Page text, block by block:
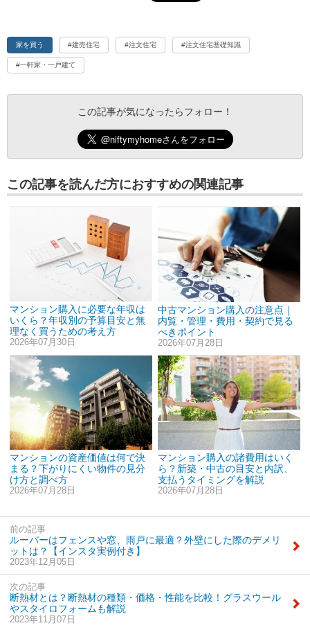
家を買う #建売住宅 #注文住宅 #注文住宅基礎知識
#一軒家・一戸建て
この記事が気になったらフォロー！
この記事を読んだ方におすすめの関連記事
マンション購入に必要な年収は
いくら？年収別の予算目安と無
理なく買うための考え方
2026年07月30日
中古マンション購入の注意点｜
内覧・管理・費用・契約で見る
べきポイント
2026年07月28日
マンションの資産価値は何で決
まる？下がりにくい物件の見分
け方と調べ方
2026年07月28日
マンション購入の諸費用はいく
ら？新築・中古の目安と内訳、
支払うタイミングを解説
2026年07月28日
前の記事
ルーバーはフェンスや窓、雨戸に最適？外壁にした際のデメリ
ットは？【インスタ実例付き】
2023年12月05日
次の記事
断熱材とは？断熱材の種類・価格・性能を比較！グラスウール
やスタイロフォームも解説
2023年11月07日